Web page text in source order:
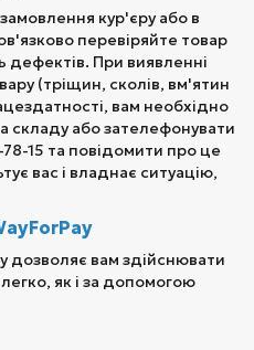
кур'єру або в
перевіряйте товар
дефектів. При виявленні
(тріщин, сколів, вм'ятин
вам необхідно
складу або зателефонувати
15 та повідомити про це
вас і владнає ситуацію,
дозволяє вам здійснювати
як і за допомогою